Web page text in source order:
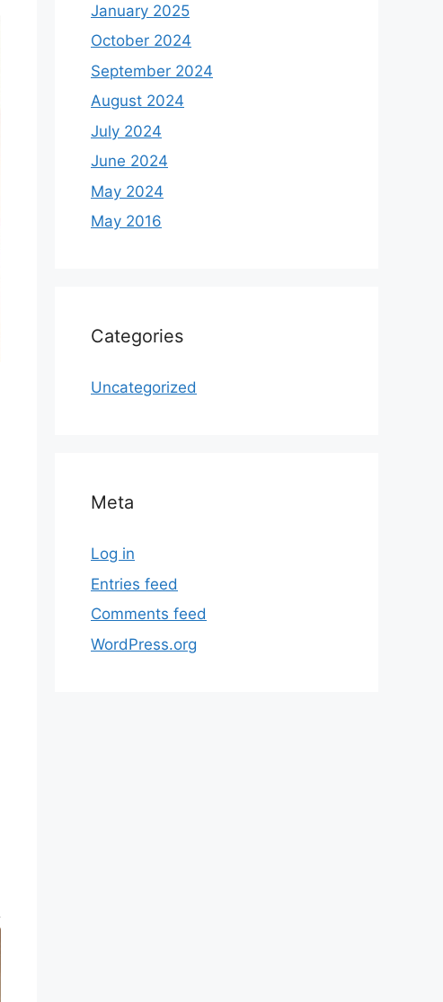
January 2025
October 2024
September 2024
August 2024
July 2024
June 2024
May 2024
May 2016
Categories
Uncategorized
Meta
Log in
Entries feed
Comments feed
WordPress.org